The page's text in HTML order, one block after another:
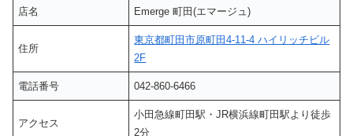
店名 Emerge 町田(エマージュ)
住所
東京都町田市原町田4-11-4 ハイリッチビル
2F
電話番号 042-860-6466
アクセス
小田急線町田駅・JR横浜線町田駅より徒歩
2分